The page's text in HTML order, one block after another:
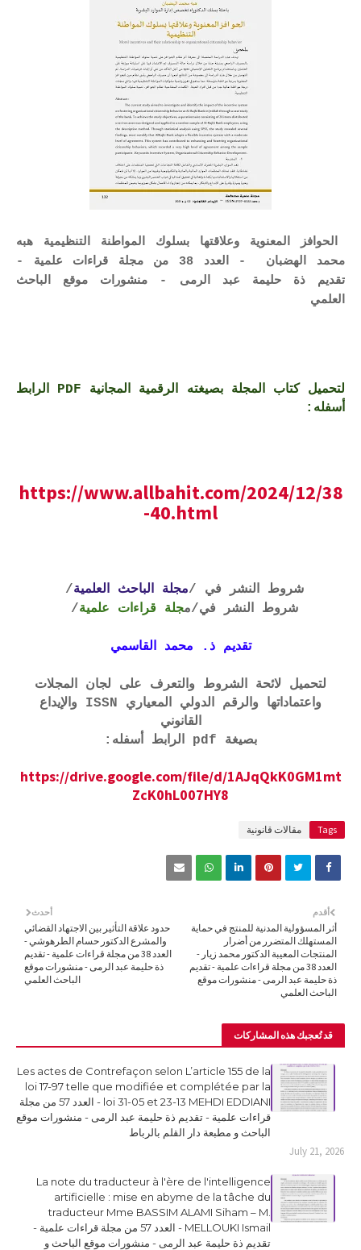
الحوافز المعنوية وعلاقتها بسلوك المواطنة التنظيمية هبه
محمد الهضبان - العدد 38 من مجلة قراءات علمية -
تقديم ذة حليمة عبد الرمى - منشورات موقع الباحث
العلمي
لتحميل كتاب المجلة بصيغته الرقمية المجانية PDF الرابط
أسفله:
https://www.allbahit.com/2024/12/38
-40.html
شروط النشر في /مجلة الباحث العلمية/
شروط النشر في/مجلة قراءات علمية/
تقديم ذ. محمد القاسمي
لتحميل لائحة الشروط والتعرف على لجان المجلات
واعتماداتها والرقم الدولي المعياري ISSN والإيداع
القانوني
بصيغة pdf الرابط أسفله:
https://drive.google.com/file/d/1AJqQkK0GM1mt
ZcK0hL007HY8
Tags مقالات قانونية
أحدث
حدود علاقة التأثير بين الاجتهاد القضائي
والمشرع الدكتور حسام الطرهوشي -
العدد 38 من مجلة قراءات علمية - تقديم
ذة حليمة عبد الرمى - منشورات موقع
الباحث العلمي
أقدم
أثر المسؤولية المدنية للمنتج في حماية
المستهلك المتضرر من أضرار
المنتجات المعيبة الدكتور محمد زيار -
العدد 38 من مجلة قراءات علمية - تقديم
ذة حليمة عبد الرمى - منشورات موقع
الباحث العلمي
قد تُعجبك هذه المشاركات
Les actes de Contrefaçon selon L’article 155 de la
loi 17-97 telle que modifiée et complétée par la
loi 31-05 et 23-13 MEHDI EDDIANI - العدد 57 من مجلة
قراءات علمية - تقديم ذة حليمة عبد الرمى - منشورات موقع
الباحث و مطبعة دار القلم بالرباط
July 21, 2026
La note du traducteur à l'ère de l'intelligence
artificielle : mise en abyme de la tâche du
traducteur Mme BASSIM ALAMI Siham – M.
MELLOUKI Ismail - العدد 57 من مجلة قراءات علمية -
تقديم ذة حليمة عبد الرمى - منشورات موقع الباحث و